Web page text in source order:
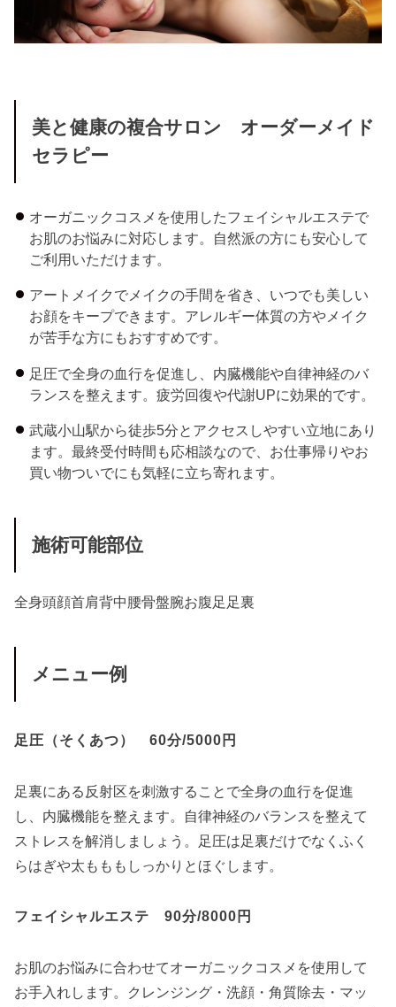
美と健康の複合サロン オーダーメイド
セラピー
オーガニックコスメを使用したフェイシャルエステで
お肌のお悩みに対応します。自然派の方にも安心して
ご利用いただけます。
アートメイクでメイクの手間を省き、いつでも美しい
お顔をキープできます。アレルギー体質の方やメイク
が苦手な方にもおすすめです。
足圧で全身の血行を促進し、内臓機能や自律神経のバ
ランスを整えます。疲労回復や代謝UPに効果的です。
武蔵小山駅から徒歩5分とアクセスしやすい立地にあり
ます。最終受付時間も応相談なので、お仕事帰りやお
買い物ついでにも気軽に立ち寄れます。
施術可能部位
全身頭顔首肩背中腰骨盤腕お腹足 足裏
メニュー例
足圧（そくあつ） 60分/5000円
足裏にある反射区を刺激することで全身の血行を促進
し、内臓機能を整えます。自律神経のバランスを整えて
ストレスを解消しましょう。足圧は足裏だけでなくふく
らはぎや太もももしっかりとほぐします。
フェイシャルエステ 90分/8000円
お肌のお悩みに合わせてオーガニックコスメを使用して
お手入れします。クレンジング・洗顔・角質除去・マッ